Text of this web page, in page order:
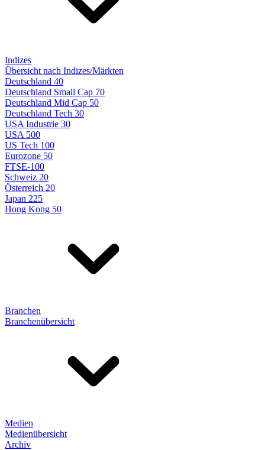
Indizes
Übersicht nach Indizes/Märkten
Deutschland 40
Deutschland Small Cap 70
Deutschland Mid Cap 50
Deutschland Tech 30
USA Industrie 30
USA 500
US Tech 100
Eurozone 50
FTSE-100
Schweiz 20
Österreich 20
Japan 225
Hong Kong 50
Branchen
Branchenübersicht
Medien
Medienübersicht
Archiv